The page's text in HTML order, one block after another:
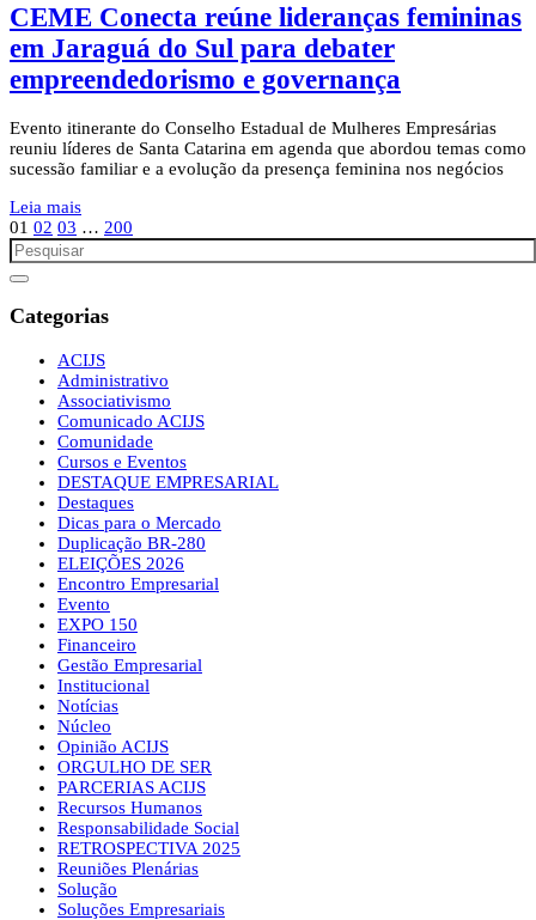
CEME Conecta reúne lideranças femininas
em Jaraguá do Sul para debater
empreendedorismo e governança
Evento itinerante do Conselho Estadual de Mulheres Empresárias
reuniu líderes de Santa Catarina em agenda que abordou temas como
sucessão familiar e a evolução da presença feminina nos negócios
Leia mais
01 02 03 … 200
Categorias
ACIJS
Administrativo
Associativismo
Comunicado ACIJS
Comunidade
Cursos e Eventos
DESTAQUE EMPRESARIAL
Destaques
Dicas para o Mercado
Duplicação BR-280
ELEIÇÕES 2026
Encontro Empresarial
Evento
EXPO 150
Financeiro
Gestão Empresarial
Institucional
Notícias
Núcleo
Opinião ACIJS
ORGULHO DE SER
PARCERIAS ACIJS
Recursos Humanos
Responsabilidade Social
RETROSPECTIVA 2025
Reuniões Plenárias
Solução
Soluções Empresariais